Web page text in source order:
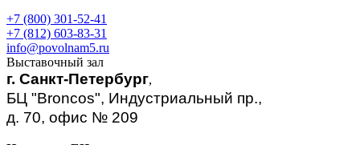
+7 (800) 301-52-41
+7 (812) 603-83-31
info@povolnam5.ru
Выставочный зал
г. Санкт-Петербург,
БЦ "Broncos", Индустриальный пр.,
д. 70, офис № 209